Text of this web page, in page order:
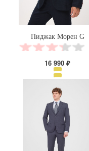
Пиджак Морен G
16 990 ₽